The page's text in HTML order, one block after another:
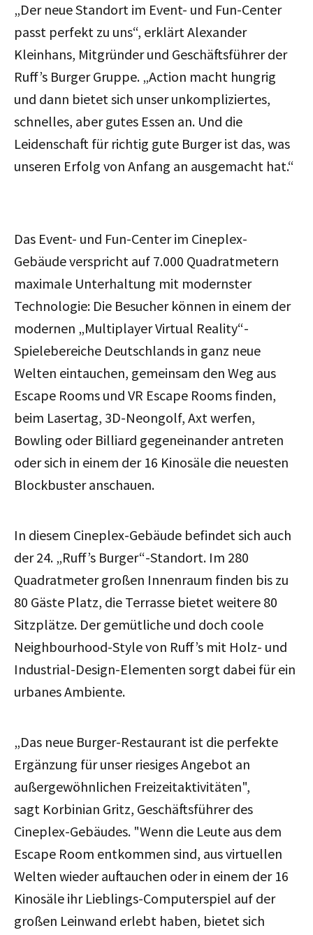
„Der neue Standort im Event- und Fun-Center
passt perfekt zu uns“, erklärt Alexander
Kleinhans, Mitgründer und Geschäftsführer der
Ruff’s Burger Gruppe. „Action macht hungrig
und dann bietet sich unser unkompliziertes,
schnelles, aber gutes Essen an. Und die
Leidenschaft für richtig gute Burger ist das, was
unseren Erfolg von Anfang an ausgemacht hat.“
Das Event- und Fun-Center im Cineplex-
Gebäude verspricht auf 7.000 Quadratmetern
maximale Unterhaltung mit modernster
Technologie: Die Besucher können in einem der
modernen „Multiplayer Virtual Reality“-
Spielebereiche Deutschlands in ganz neue
Welten eintauchen, gemeinsam den Weg aus
Escape Rooms und VR Escape Rooms finden,
beim Lasertag, 3D-Neongolf, Axt werfen,
Bowling oder Billiard gegeneinander antreten
oder sich in einem der 16 Kinosäle die neuesten
Blockbuster anschauen.
In diesem Cineplex-Gebäude befindet sich auch
der 24. „Ruff’s Burger“-Standort. Im 280
Quadratmeter großen Innenraum finden bis zu
80 Gäste Platz, die Terrasse bietet weitere 80
Sitzplätze. Der gemütliche und doch coole
Neighbourhood-Style von Ruff’s mit Holz- und
Industrial-Design-Elementen sorgt dabei für ein
urbanes Ambiente.
„Das neue Burger-Restaurant ist die perfekte
Ergänzung für unser riesiges Angebot an
außergewöhnlichen Freizeitaktivitäten",
sagt Korbinian Gritz, Geschäftsführer des
Cineplex-Gebäudes. "Wenn die Leute aus dem
Escape Room entkommen sind, aus virtuellen
Welten wieder auftauchen oder in einem der 16
Kinosäle ihr Lieblings-Computerspiel auf der
großen Leinwand erlebt haben, bietet sich